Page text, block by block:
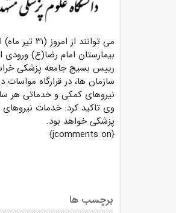
بیمارستان امام رضا(ع) ورودی اصلی
رییس بسیج جامعه پزشکی
نیروهای کمکی و خدماتی هر ساعت ۱۵ هزار تومان) به حساب آنان
وی تاکید کرد: خدمات
پزشکی خواهد بود.
{jcomments on}
برچسب ها